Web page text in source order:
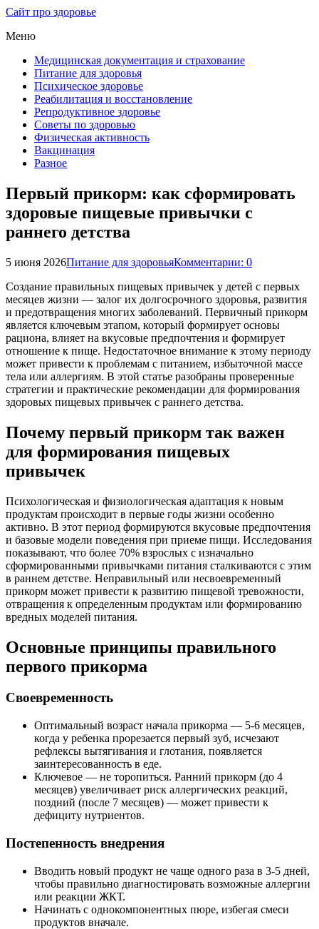
Сайт про здоровье
Меню
Медицинская документация и страхование
Питание для здоровья
Психическое здоровье
Реабилитация и восстановление
Репродуктивное здоровье
Советы по здоровью
Физическая активность
Вакцинация
Разное
Первый прикорм: как сформировать
здоровые пищевые привычки с
раннего детства
5 июня 2026Питание для здоровьяКомментарии: 0
Создание правильных пищевых привычек у детей с первых
месяцев жизни — залог их долгосрочного здоровья, развития
и предотвращения многих заболеваний. Первичный прикорм
является ключевым этапом, который формирует основы
рациона, влияет на вкусовые предпочтения и формирует
отношение к пище. Недостаточное внимание к этому периоду
может привести к проблемам с питанием, избыточной массе
тела или аллергиям. В этой статье разобраны проверенные
стратегии и практические рекомендации для формирования
здоровых пищевых привычек с раннего детства.
Почему первый прикорм так важен
для формирования пищевых
привычек
Психологическая и физиологическая адаптация к новым
продуктам происходит в первые годы жизни особенно
активно. В этот период формируются вкусовые предпочтения
и базовые модели поведения при приеме пищи. Исследования
показывают, что более 70% взрослых с изначально
сформированными привычками питания сталкиваются с этим
в раннем детстве. Неправильный или несвоевременный
прикорм может привести к развитию пищевой тревожности,
отвращения к определенным продуктам или формированию
вредных моделей питания.
Основные принципы правильного
первого прикорма
Своевременность
Оптимальный возраст начала прикорма — 5-6 месяцев,
когда у ребенка прорезается первый зуб, исчезают
рефлексы вытягивания и глотания, появляется
заинтересованность в еде.
Ключевое — не торопиться. Ранний прикорм (до 4
месяцев) увеличивает риск аллергических реакций,
поздний (после 7 месяцев) — может привести к
дефициту нутриентов.
Постепенность внедрения
Вводить новый продукт не чаще одного раза в 3-5 дней,
чтобы правильно диагностировать возможные аллергии
или реакции ЖКТ.
Начинать с однокомпонентных пюре, избегая смеси
продуктов вначале.